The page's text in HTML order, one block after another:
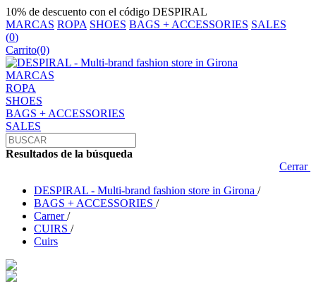
10% de descuento con el código DESPIRAL
MARCAS ROPA SHOES BAGS + ACCESSORIES SALES
(0)
Carrito(0)
MARCAS
ROPA
SHOES
BAGS + ACCESSORIES
SALES
Resultados de la búsqueda
Cerrar
DESPIRAL - Multi-brand fashion store in Girona /
BAGS + ACCESSORIES /
Carner /
CUIRS /
Cuirs